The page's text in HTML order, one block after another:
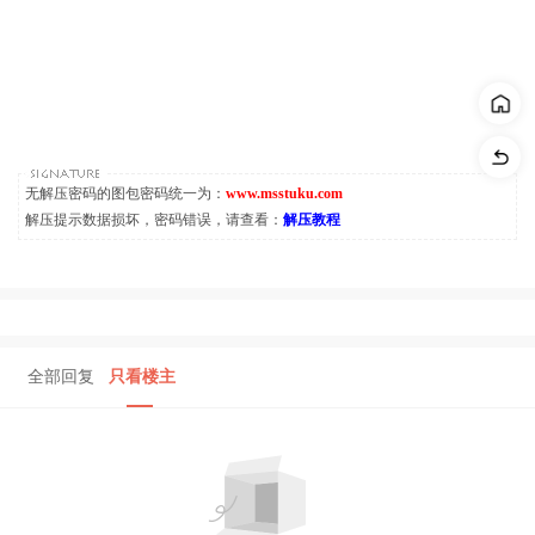
无解压密码的图包密码统一为： www.msstuku.com
解压提示数据损坏，密码错误，请查看： 解压教程
全部回复 只看楼主